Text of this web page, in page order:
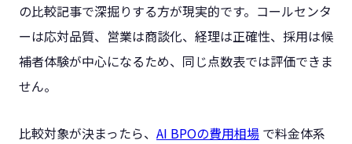
の比較記事で深掘りする方が現実的です。コールセンタ
ーは応対品質、営業は商談化、経理は正確性、採用は候
補者体験が中心になるため、同じ点数表では評価できま
せん。
比較対象が決まったら、 AI BPOの費用相場 で料金体系